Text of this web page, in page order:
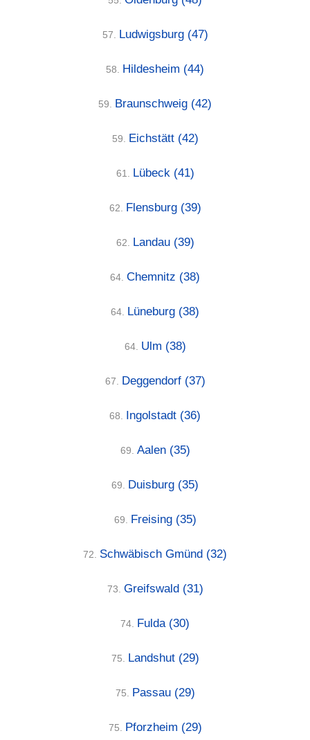
57. Ludwigsburg (47)
58. Hildesheim (44)
59. Braunschweig (42)
59. Eichstätt (42)
61. Lübeck (41)
62. Flensburg (39)
62. Landau (39)
64. Chemnitz (38)
64. Lüneburg (38)
64. Ulm (38)
67. Deggendorf (37)
68. Ingolstadt (36)
69. Aalen (35)
69. Duisburg (35)
69. Freising (35)
72. Schwäbisch Gmünd (32)
73. Greifswald (31)
74. Fulda (30)
75. Landshut (29)
75. Passau (29)
75. Pforzheim (29)